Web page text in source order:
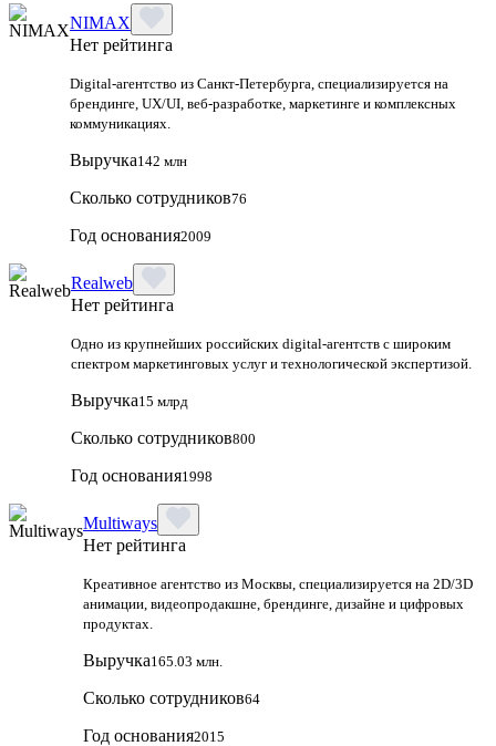
NIMAX
Нет рейтинга
Digital-агентство из Санкт-Петербурга, специализируется на
брендинге, UX/UI, веб-разработке, маркетинге и комплексных
коммуникациях.
Выручка142 млн
Сколько сотрудников76
Год основания2009
Realweb
Нет рейтинга
Одно из крупнейших российских digital-агентств с широким
спектром маркетинговых услуг и технологической экспертизой.
Выручка15 млрд
Сколько сотрудников800
Год основания1998
Multiways
Нет рейтинга
Креативное агентство из Москвы, специализируется на 2D/3D
анимации, видеопродакшне, брендинге, дизайне и цифровых
продуктах.
Выручка165.03 млн.
Сколько сотрудников64
Год основания2015